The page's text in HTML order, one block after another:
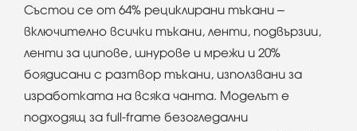
Състои се от 64% рециклирани тъкани –
включително всички тъкани, ленти, подвързии,
ленти за ципове, шнурове и мрежи и 20%
боядисани с разтвор тъкани, използвани за
изработката на всяка чанта. Моделът е
подходящ за full-frame безогледални